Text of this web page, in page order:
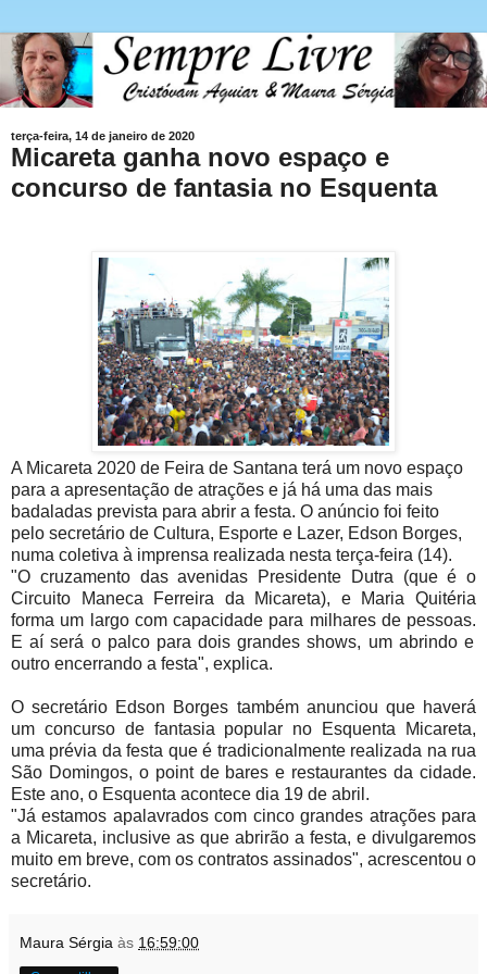
terça-feira, 14 de janeiro de 2020
Micareta ganha novo espaço e
concurso de fantasia no Esquenta
A Micareta 2020 de Feira de Santana terá um novo espaço
para a apresentação de atrações e já há uma das mais
badaladas prevista para abrir a festa. O anúncio foi feito
pelo secretário de Cultura, Esporte e Lazer, Edson Borges,
numa coletiva à imprensa realizada nesta terça-feira (14).
"O cruzamento das avenidas Presidente Dutra (que é o
Circuito Maneca Ferreira da Micareta), e Maria Quitéria
forma um largo com capacidade para milhares de pessoas.
E aí será o palco para dois grandes shows, um abrindo e
outro encerrando a festa", explica.
O secretário Edson Borges também anunciou que haverá
um concurso de fantasia popular no Esquenta Micareta,
uma prévia da festa que é tradicionalmente realizada na rua
São Domingos, o point de bares e restaurantes da cidade.
Este ano, o Esquenta acontece dia 19 de abril.
"Já estamos apalavrados com cinco grandes atrações para
a Micareta, inclusive as que abrirão a festa, e divulgaremos
muito em breve, com os contratos assinados", acrescentou o
secretário.
Maura Sérgia às 16:59:00